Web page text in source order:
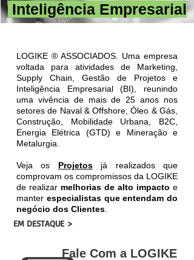
Inteligência Empresarial
LOGIKE ® ASSOCIADOS. Uma empresa
voltada para atividades de Marketing,
Supply Chain, Gestão de Projetos e
Inteligência Empresarial (BI), reunindo
uma vivência de mais de 25 anos nos
setores de Naval & Offshore, Óleo & Gás,
Construção, Mobilidade Urbana, B2C,
Energia Elétrica (GTD) e Mineração e
Metalurgia.
Veja os Projetosjá realizados que
comprovam os compromissos da LOGIKE
de realizar melhorias de alto impacto e
manter especialistas que entendam do
negócio dos Clientes
EM DESTAQUE >
Fale Com a LOGIKE